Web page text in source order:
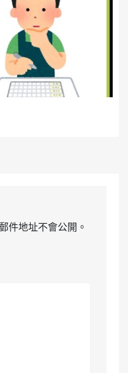
件地址不會公開。